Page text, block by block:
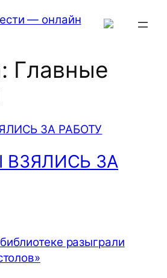
Главные
ВЗЯЛИСЬ ЗА